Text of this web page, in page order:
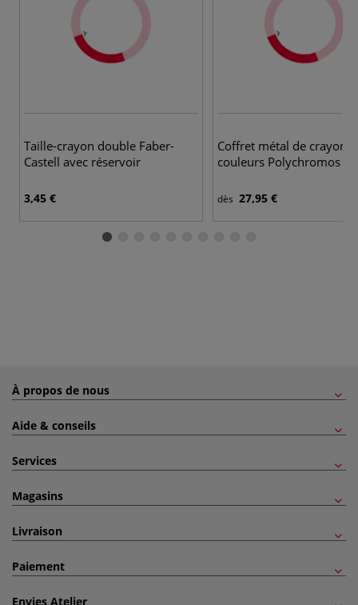
Taille-crayon double Faber-
Castell avec réservoir
3,45 €
Coffret métal de crayons
couleurs Polychromos
dès 27,95 €
À propos de nous
Aide & conseils
Services
Magasins
Livraison
Paiement
Envies Atelier